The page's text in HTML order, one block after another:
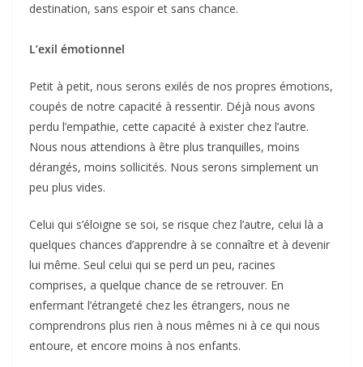
destination, sans espoir et sans chance.
L’exil émotionnel
Petit à petit, nous serons exilés de nos propres émotions,
coupés de notre capacité à ressentir. Déjà nous avons
perdu l’empathie, cette capacité à exister chez l’autre.
Nous nous attendions à être plus tranquilles, moins
dérangés, moins sollicités. Nous serons simplement un
peu plus vides.
Celui qui s’éloigne se soi, se risque chez l’autre, celui là a
quelques chances d’apprendre à se connaître et à devenir
lui même. Seul celui qui se perd un peu, racines
comprises, a quelque chance de se retrouver. En
enfermant l’étrangeté chez les étrangers, nous ne
comprendrons plus rien à nous mêmes ni à ce qui nous
entoure, et encore moins à nos enfants.